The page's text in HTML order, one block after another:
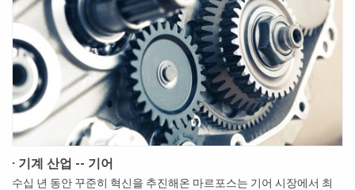
· 기계 산업 -- 기어
수십 년 동안 꾸준히 혁신을 추진해온 마르포스는 기어 시장에서 최